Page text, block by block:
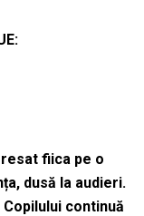
fiica pe o
dusă la audieri.
continuă